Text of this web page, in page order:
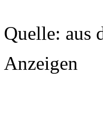
Quelle: aus
Anzeigen